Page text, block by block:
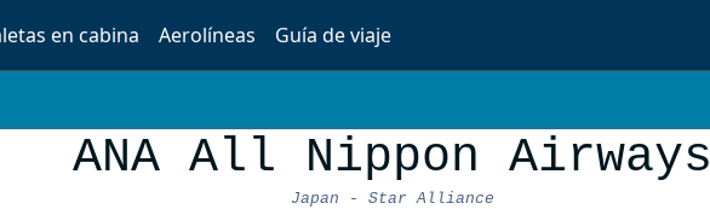
en cabina Aerolíneas Guía de viaje
ANA All Nippon Airways
Japan - Star Alliance